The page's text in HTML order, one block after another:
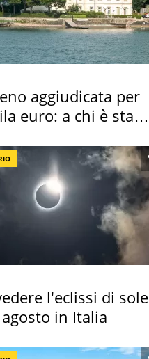
aggiudicata per
euro: a chi è stata
l'eclissi di sole
in Italia